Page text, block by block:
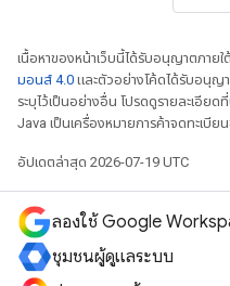
เนื้อหาของหน้าเว็บนี้ได้รับอนุญาตภายใต้
มอนส์ 4.0 และตัวอย่างโค้ดได้รับอนุญ
ระบุไว้เป็นอย่างอื่น โปรดดูรายละเอียดที่
Java เป็นเครื่องหมายการค้าจดทะเบี
อัปเดตล่าสุด 2026-07-19 UTC
ลองใช้ Google
ชุมชนผู้ดูแลระบบ